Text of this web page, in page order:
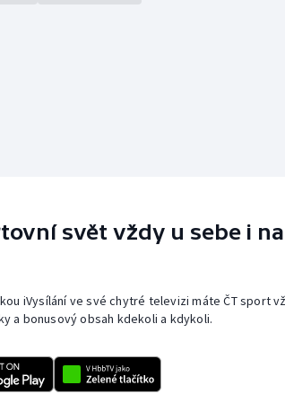
svět vždy u sebe i
iVysílání ve své chytré televizi máte ČT sport
a bonusový obsah kdekoli a kdykoli.